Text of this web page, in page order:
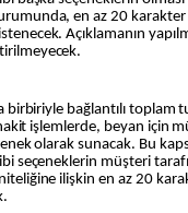
en az 20 karakter
Açıklamanın
birbiriyle bağlantılı toplam
işlemlerde, beyan için
olarak sunacak. Bu
seçeneklerin müşteri
ilişkin en az 20